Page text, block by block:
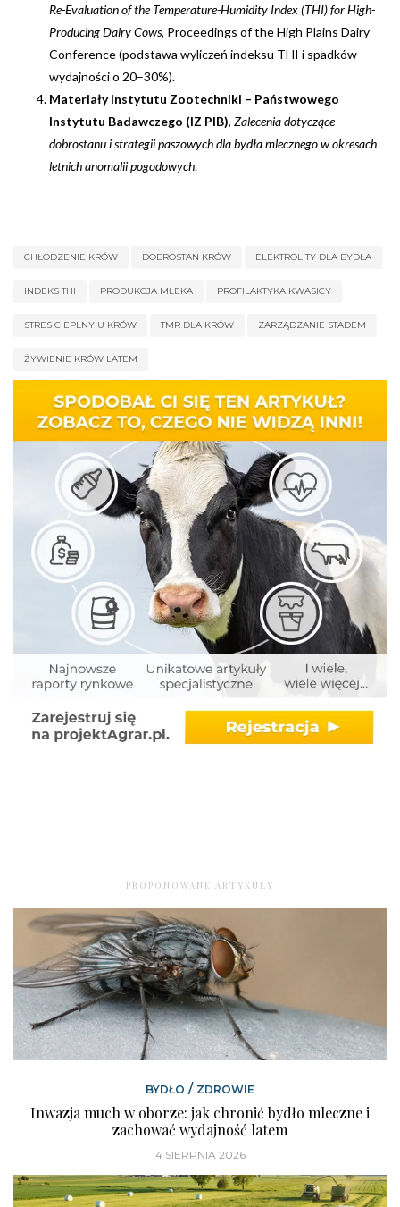
Re-Evaluation of the Temperature-Humidity Index (THI) for High-
Producing Dairy Cows, Proceedings of the High Plains Dairy
Conference (podstawa wyliczeń indeksu THI i spadków
wydajności o 20–30%).
Materiały Instytutu Zootechniki – Państwowego
Instytutu Badawczego (IZ PIB), Zalecenia dotyczące
dobrostanu i strategii paszowych dla bydła mlecznego w okresach
letnich anomalii pogodowych.
CHŁODZENIE KRÓW DOBROSTAN KRÓW ELEKTROLITY DLA BYDŁA
INDEKS THI PRODUKCJA MLEKA PROFILAKTYKA KWASICY
STRES CIEPLNY U KRÓW TMR DLA KRÓW ZARZĄDZANIE STADEM
ŻYWIENIE KRÓW LATEM
PROPONOWANE ARTYKUŁY
BYDŁO / ZDROWIE
Inwazja much w oborze: jak chronić bydło mleczne i
zachować wydajność latem
4 SIERPNIA 2026